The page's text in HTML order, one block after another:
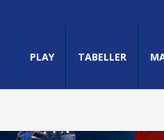
PLAY TABELLER